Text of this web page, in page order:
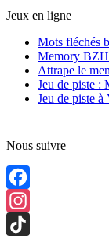
Jeux en ligne
Mots fléchés
Memory BZH
Attrape le
Jeu de piste :
Jeu de piste à
Nous suivre
Facebook
Instagram